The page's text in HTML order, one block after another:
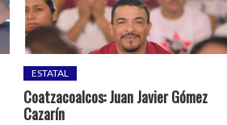
ESTATAL
Coatzacoalcos: Juan Javier Gómez
Cazarín